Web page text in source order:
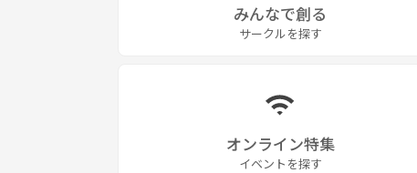
みんなで創る
サークルを探す
オンライン特集
イベントを探す